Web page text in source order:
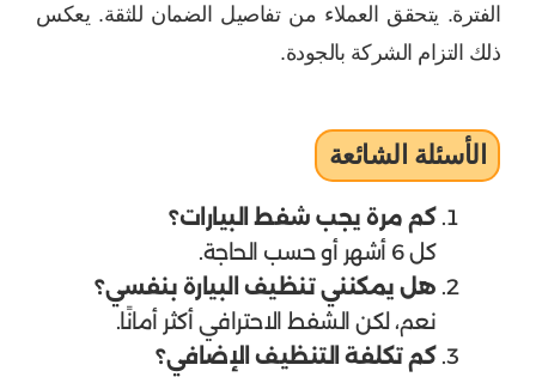
الفترة. يتحقق العملاء من تفاصيل الضمان للثقة. يعكس
ذلك التزام الشركة بالجودة.
الأسئلة الشائعة
كم مرة يجب شفط البيارات؟
كل 6 أشهر أو حسب الحاجة.
هل يمكنني تنظيف البيارة بنفسي؟
نعم، لكن الشفط الاحترافي أكثر أمانًا.
كم تكلفة التنظيف الإضافي؟